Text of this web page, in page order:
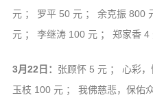
元 ； 罗平 50 元 ； 余克振 800
元 ； 李继涛 100 元 ； 郑家香 4
3月22日： 张顾怀 5 元 ； 心彩
玉枝 100 元 ； 我佛慈悲，保佑